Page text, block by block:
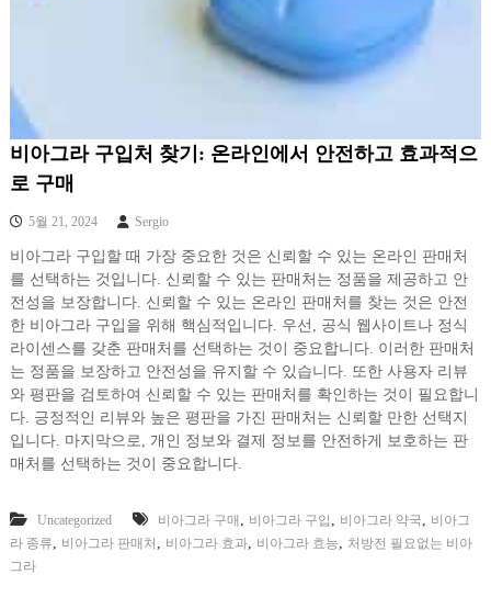
비아그라 구입처 찾기: 온라인에서 안전하고 효과적으
로 구매
5월 21, 2024 Sergio
비아그라 구입할 때 가장 중요한 것은 신뢰할 수 있는 온라인 판매처
를 선택하는 것입니다. 신뢰할 수 있는 판매처는 정품을 제공하고 안
전성을 보장합니다. 신뢰할 수 있는 온라인 판매처를 찾는 것은 안전
한 비아그라 구입을 위해 핵심적입니다. 우선, 공식 웹사이트나 정식
라이센스를 갖춘 판매처를 선택하는 것이 중요합니다. 이러한 판매처
는 정품을 보장하고 안전성을 유지할 수 있습니다. 또한 사용자 리뷰
와 평판을 검토하여 신뢰할 수 있는 판매처를 확인하는 것이 필요합니
다. 긍정적인 리뷰와 높은 평판을 가진 판매처는 신뢰할 만한 선택지
입니다. 마지막으로, 개인 정보와 결제 정보를 안전하게 보호하는 판
매처를 선택하는 것이 중요합니다.
Uncategorized 비아그라 구매 비아그라 구입 비아그라 약국
비아그
라 종류
비아그라 판매처 비아그라 효과, 비아그라 효능
처방전 필요없는 비아
그라